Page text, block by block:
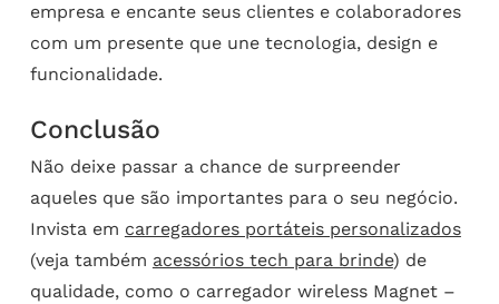
empresa e encante seus clientes e colaboradores
com um presente que une tecnologia, design e
funcionalidade.
Conclusão
Não deixe passar a chance de surpreender
aqueles que são importantes para o seu negócio.
Invista em carregadores portáteis personalizados
(veja também acessórios tech para brinde) de
qualidade, como o carregador wireless Magnet –